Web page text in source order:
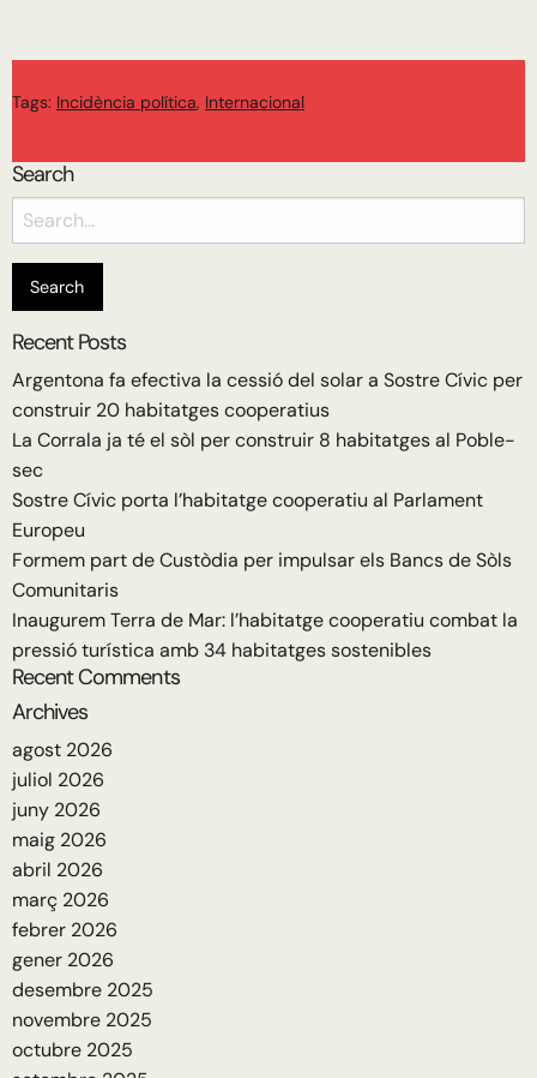
Tags: Incidència política, Internacional
Search
Search
for:
Recent Posts
Argentona fa efectiva la cessió del solar a Sostre Cívic per
construir 20 habitatges cooperatius
La Corrala ja té el sòl per construir 8 habitatges al Poble-
sec
Sostre Cívic porta l’habitatge cooperatiu al Parlament
Europeu
Formem part de Custòdia per impulsar els Bancs de Sòls
Comunitaris
Inaugurem Terra de Mar: l’habitatge cooperatiu combat la
pressió turística amb 34 habitatges sostenibles
Recent Comments
Archives
agost 2026
juliol 2026
juny 2026
maig 2026
abril 2026
març 2026
febrer 2026
gener 2026
desembre 2025
novembre 2025
octubre 2025